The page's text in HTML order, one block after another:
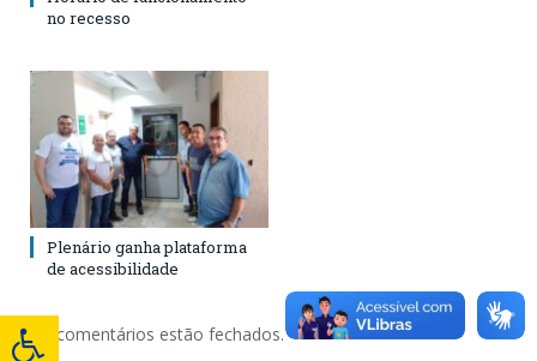
no recesso
Plenário ganha plataforma
de acessibilidade
Os comentários estão fechados.